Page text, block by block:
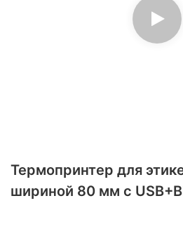
Термопринтер для
шириной 80 мм с